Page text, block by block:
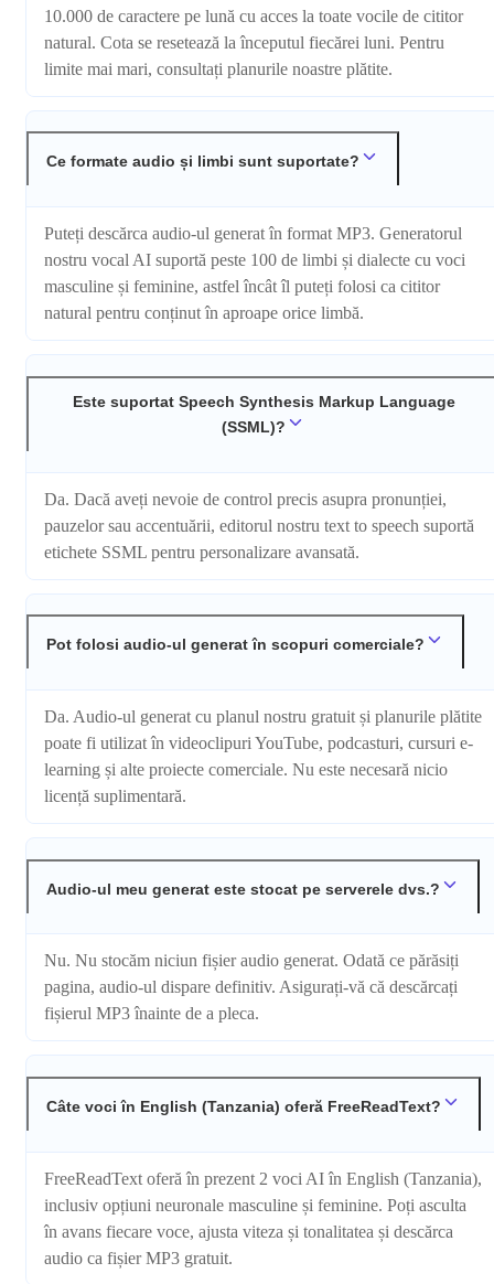
10.000 de caractere pe lună cu acces la toate vocile de cititor
natural. Cota se resetează la începutul fiecărei luni. Pentru
limite mai mari, consultați planurile noastre plătite.
Ce formate audio și limbi sunt suportate?
Puteți descărca audio-ul generat în format MP3. Generatorul
nostru vocal AI suportă peste 100 de limbi și dialecte cu voci
masculine și feminine, astfel încât îl puteți folosi ca cititor
natural pentru conținut în aproape orice limbă.
Este suportat Speech Synthesis Markup Language
(SSML)?
Da. Dacă aveți nevoie de control precis asupra pronunției,
pauzelor sau accentuării, editorul nostru text to speech suportă
etichete SSML pentru personalizare avansată.
Pot folosi audio-ul generat în scopuri comerciale?
Da. Audio-ul generat cu planul nostru gratuit și planurile plătite
poate fi utilizat în videoclipuri YouTube, podcasturi, cursuri e-
learning și alte proiecte comerciale. Nu este necesară nicio
licență suplimentară.
Audio-ul meu generat este stocat pe serverele dvs.?
Nu. Nu stocăm niciun fișier audio generat. Odată ce părăsiți
pagina, audio-ul dispare definitiv. Asigurați-vă că descărcați
fișierul MP3 înainte de a pleca.
Câte voci în English (Tanzania) oferă FreeReadText?
FreeReadText oferă în prezent 2 voci AI în English (Tanzania),
inclusiv opțiuni neuronale masculine și feminine. Poți asculta
în avans fiecare voce, ajusta viteza și tonalitatea și descărca
audio ca fișier MP3 gratuit.